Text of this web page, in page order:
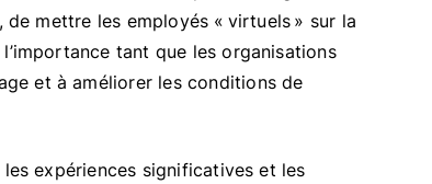
mettre les employés « virtuels » sur la
tant que les organisations
et à améliorer les conditions de
expériences significatives et les